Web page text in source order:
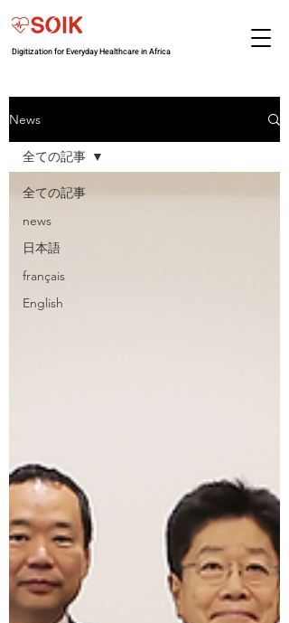
Digitization for Everyday Healthcare in Africa
News
全ての記事
news
日本語
français
English
全ての記事